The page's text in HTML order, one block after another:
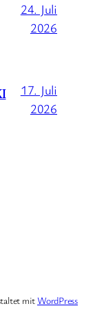
24. Juli
2026
17. Juli
2026
mitWordPress